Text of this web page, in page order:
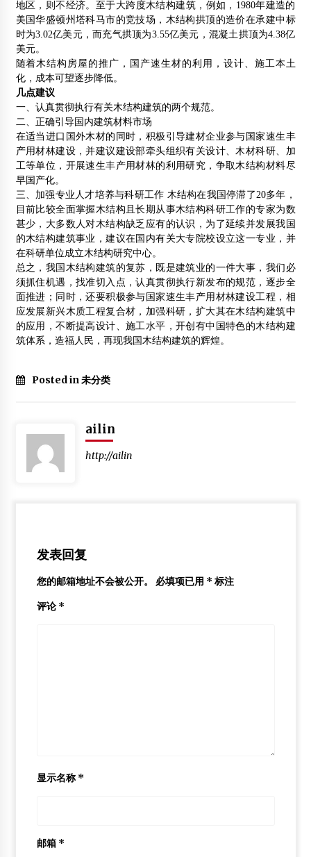
地区，则不经济。至于大跨度木结构建筑，例如，1980年建造的
美国华盛顿州塔科马市的竞技场，木结构拱顶的造价在承建中标
时为3.02亿美元，而充气拱顶为3.55亿美元，混凝土拱顶为4.38亿
美元。
随着木结构房屋的推广，国产速生材的利用，设计、施工本土
化，成本可望逐步降低。
几点建议
一、认真贯彻执行有关木结构建筑的两个规范。
二、正确引导国内建筑材料市场
在适当进口国外木材的同时，积极引导建材企业参与国家速生丰
产用材林建设，并建议建设部牵头组织有关设计、木材科研、加
工等单位，开展速生丰产用材林的利用研究，争取木结构材料尽
早国产化。
三、加强专业人才培养与科研工作 木结构在我国停滞了20多年，
目前比较全面掌握木结构且长期从事木结构科研工作的专家为数
甚少，大多数人对木结构缺乏应有的认识，为了延续并发展我国
的木结构建筑事业，建议在国内有关大专院校设立这一专业，并
在科研单位成立木结构研究中心。
总之，我国木结构建筑的复苏，既是建筑业的一件大事，我们必
须抓住机遇，找准切入点，认真贯彻执行新发布的规范，逐步全
面推进；同时，还要积极参与国家速生丰产用材林建设工程，相
应发展新兴木质工程复合材，加强科研，扩大其在木结构建筑中
的应用，不断提高设计、施工水平，开创有中国特色的木结构建
筑体系，造福人民，再现我国木结构建筑的辉煌。
Posted in 未分类
ailin
http://ailin
发表回复
您的邮箱地址不会被公开。 必填项已用 * 标注
评论 *
显示名称 *
邮箱 *